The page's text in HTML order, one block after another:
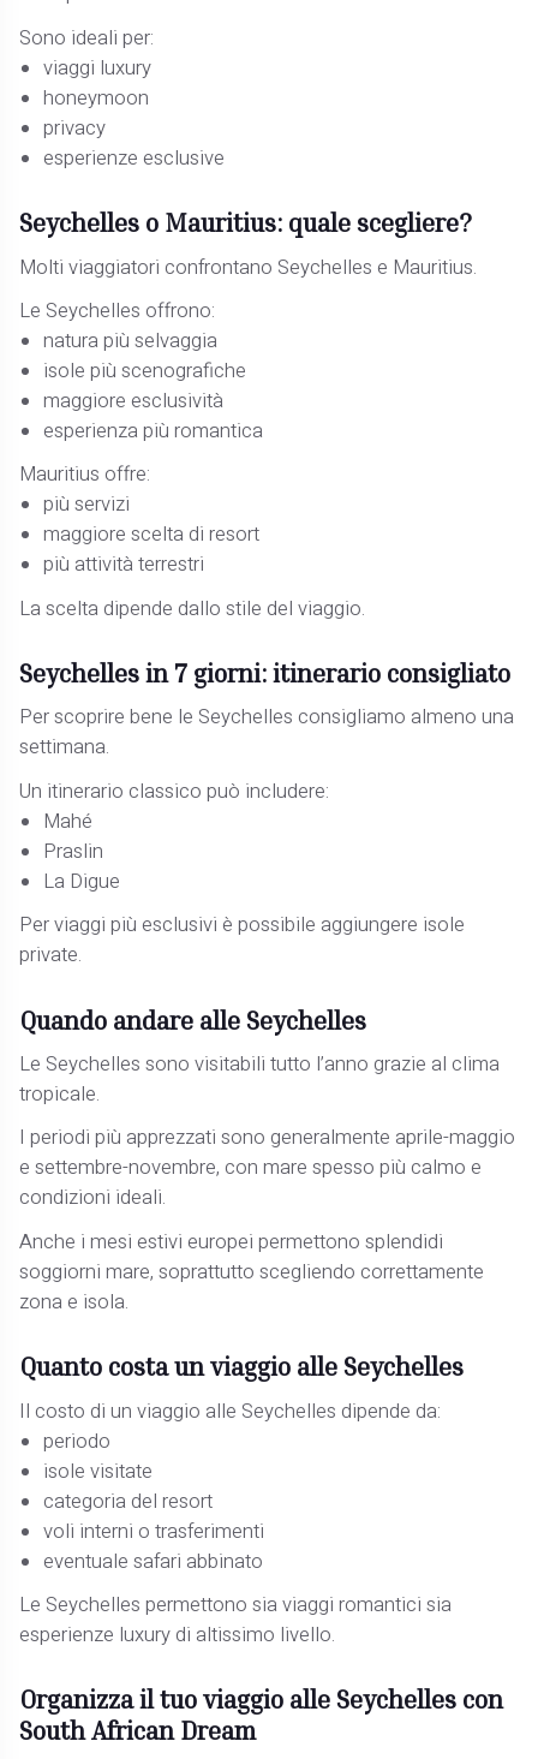
Sono ideali per:
viaggi luxury
honeymoon
privacy
esperienze esclusive
Seychelles o Mauritius: quale scegliere?
Molti viaggiatori confrontano Seychelles e Mauritius.
Le Seychelles offrono:
natura più selvaggia
isole più scenografiche
maggiore esclusività
esperienza più romantica
Mauritius offre:
più servizi
maggiore scelta di resort
più attività terrestri
La scelta dipende dallo stile del viaggio.
Seychelles in 7 giorni: itinerario consigliato
Per scoprire bene le Seychelles consigliamo almeno una
settimana.
Un itinerario classico può includere:
Mahé
Praslin
La Digue
Per viaggi più esclusivi è possibile aggiungere isole
private.
Quando andare alle Seychelles
Le Seychelles sono visitabili tutto l’anno grazie al clima
tropicale.
I periodi più apprezzati sono generalmente aprile-maggio
e settembre-novembre, con mare spesso più calmo e
condizioni ideali.
Anche i mesi estivi europei permettono splendidi
soggiorni mare, soprattutto scegliendo correttamente
zona e isola.
Quanto costa un viaggio alle Seychelles
Il costo di un viaggio alle Seychelles dipende da:
periodo
isole visitate
categoria del resort
voli interni o trasferimenti
eventuale safari abbinato
Le Seychelles permettono sia viaggi romantici sia
esperienze luxury di altissimo livello.
Organizza il tuo viaggio alle Seychelles con
South African Dream